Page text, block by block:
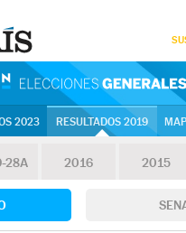
2023 RESULTADOS 2019
28A 2016 2015